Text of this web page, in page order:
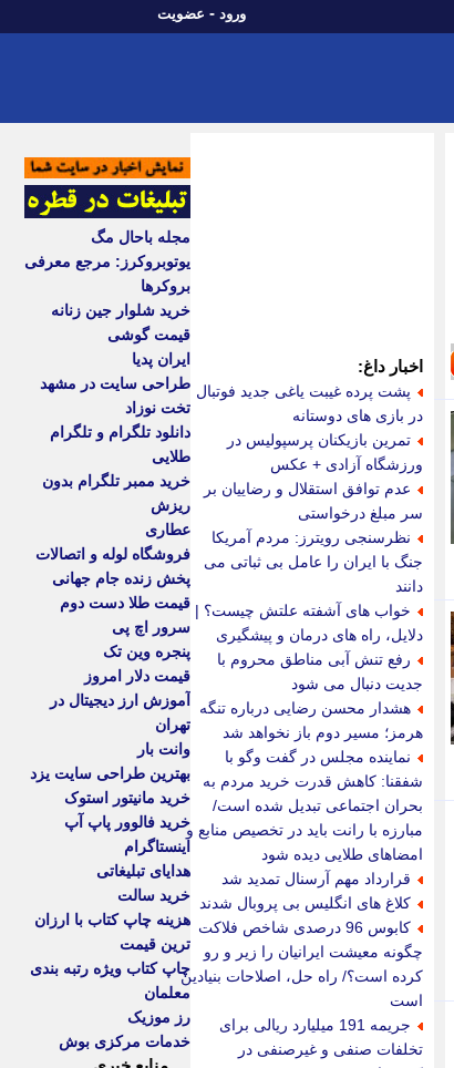
ورود - عضویت
اخبار داغ:
پشت پرده غیبت یاغی جدید فوتبال
در بازی های دوستانه
تمرین بازیکنان پرسپولیس در
ورزشگاه آزادی + عکس
عدم توافق استقلال و رضاییان بر
سر مبلغ درخواستی
نظرسنجی رویترز: مردم آمریکا
جنگ با ایران را عامل بی ثباتی می
دانند
خواب های آشفته علتش چیست؟ |
دلایل، راه های درمان و پیشگیری
رفع تنش آبی مناطق محروم با
جدیت دنبال می شود
هشدار محسن رضایی درباره تنگه
هرمز؛ مسیر دوم باز نخواهد شد
نماینده مجلس در گفت وگو با
شفقنا: کاهش قدرت خرید مردم به
بحران اجتماعی تبدیل شده است/
مبارزه با رانت باید در تخصیص منابع و
امضاهای طلایی دیده شود
قرارداد مهم آرسنال تمدید شد
کلاغ های انگلیس بی پروبال شدند
کابوس 96 درصدی شاخص فلاکت
چگونه معیشت ایرانیان را زیر و رو
کرده است؟/ راه حل، اصلاحات بنیادین
است
جریمه 191 میلیارد ریالی برای
تخلفات صنفی و غیرصنفی در
مجله باحال مگ
یوتوبروکرز: مرجع معرفی
بروکرها
خرید شلوار جین زنانه
قیمت گوشی
ایران پدیا
طراحی سایت در مشهد
تخت نوزاد
دانلود تلگرام و تلگرام
طلایی
خرید ممبر تلگرام بدون
ریزش
عطاری
فروشگاه لوله و اتصالات
پخش زنده جام جهانی
قیمت طلا دست دوم
سرور اچ پی
پنجره وین تک
قیمت دلار امروز
آموزش ارز دیجیتال در
تهران
وانت بار
بهترین طراحی سایت یزد
خرید مانیتور استوک
خرید فالوور پاپ آپ
اینستاگرام
هدایای تبلیغاتی
خرید سالت
هزینه چاپ کتاب با ارزان
ترین قیمت
چاپ کتاب ویژه رتبه بندی
معلمان
رز موزیک
خدمات مرکزی بوش